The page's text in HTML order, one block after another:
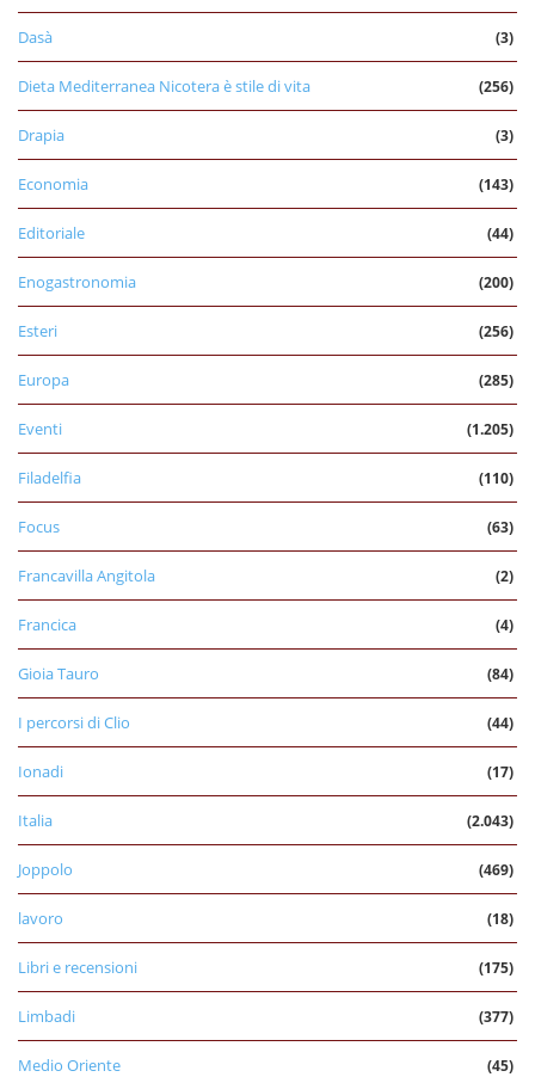
Dasà (3)
Dieta Mediterranea Nicotera è stile di vita (256)
Drapia (3)
Economia (143)
Editoriale (44)
Enogastronomia (200)
Esteri (256)
Europa (285)
Eventi (1.205)
Filadelfia (110)
Focus (63)
Francavilla Angitola (2)
Francica (4)
Gioia Tauro (84)
I percorsi di Clio (44)
Ionadi (17)
Italia (2.043)
Joppolo (469)
lavoro (18)
Libri e recensioni (175)
Limbadi (377)
Medio Oriente (45)